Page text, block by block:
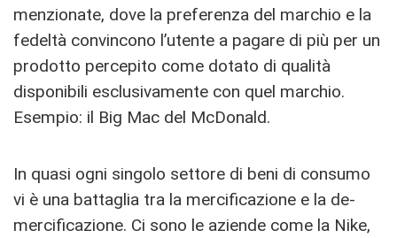
menzionate, dove la preferenza del marchio e la
fedeltà convincono l’utente a pagare di più per un
prodotto percepito come dotato di qualità
disponibili esclusivamente con quel marchio.
Esempio: il Big Mac del McDonald.
In quasi ogni singolo settore di beni di consumo
vi è una battaglia tra la mercificazione e la de-
mercificazione. Ci sono le aziende come la Nike,